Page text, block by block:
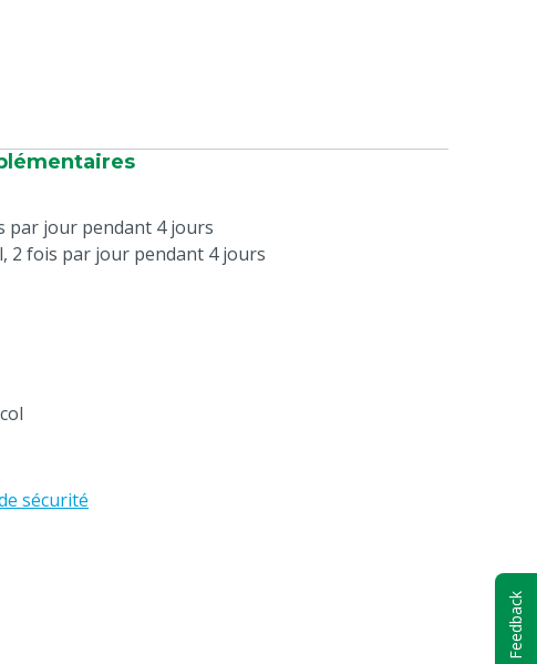
par jour pendant 4 jours
2 fois par jour pendant 4 jours
sécurité
Feedback